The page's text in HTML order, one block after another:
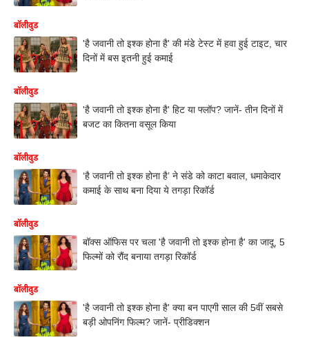
बॉलीवुड
'है जवानी तो इश्क होना है' की मंडे टेस्ट में हवा हुई टाइट, चार
दिनों में बस इतनी हुई कमाई
बॉलीवुड
'है जवानी तो इश्क होना है' हिट या फ्लॉप? जानें- तीन दिनों में
बजट का कितना वसूल किया
बॉलीवुड
‘है जवानी तो इश्क होना है’ ने संडे को काटा बवाल, धमाकेदार
कमाई के साथ बना दिया ये तगड़ा रिकॉर्ड
बॉलीवुड
बॉक्स ऑफिस पर चला 'है जवानी तो इश्क होना है' का जादू, 5
फिल्मों को रौंद बनाया तगड़ा रिकॉर्ड
बॉलीवुड
'है जवानी तो इश्क होना है' क्या बन पाएगी साल की 5वीं सबसे
बड़ी ओपनिंग फिल्म? जानें- प्रीडिक्शन